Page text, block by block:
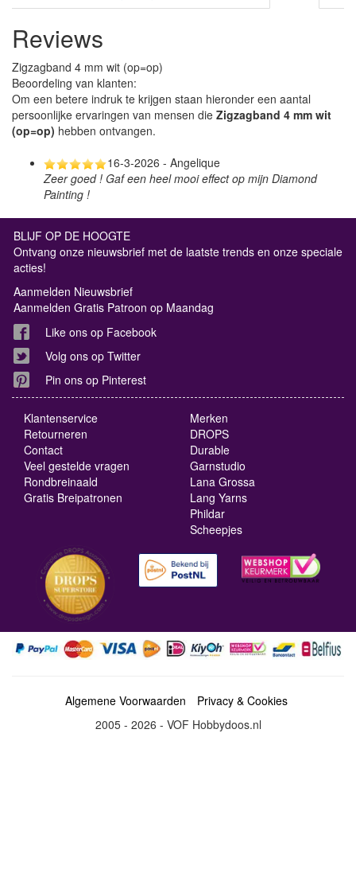
Reviews
Zigzagband 4 mm wit (op=op)
Beoordeling van klanten:
Om een betere indruk te krijgen staan hieronder een aantal
persoonlijke ervaringen van mensen die Zigzagband 4 mm wit
(op=op) hebben ontvangen.
16-3-2026 - Angelique
Zeer goed ! Gaf een heel mooi effect op mijn Diamond
Painting !
BLIJF OP DE HOOGTE
Ontvang onze nieuwsbrief met de laatste trends en onze speciale
acties!
Aanmelden Nieuwsbrief
Aanmelden Gratis Patroon op Maandag
Like ons op Facebook
Volg ons op Twitter
Pin ons op Pinterest
Klantenservice
Retourneren
Contact
Veel gestelde vragen
Rondbreinaald
Gratis Breipatronen
Merken
DROPS
Durable
Garnstudio
Lana Grossa
Lang Yarns
Phildar
Scheepjes
Algemene Voorwaarden
Privacy & Cookies
2005 - 2026 - VOF Hobbydoos.nl